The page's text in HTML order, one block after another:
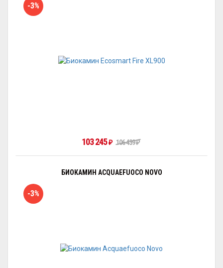
-3%
103 245₽ 106 439₽
БИОКАМИН ACQUAEFUOCO NOVO
-3%